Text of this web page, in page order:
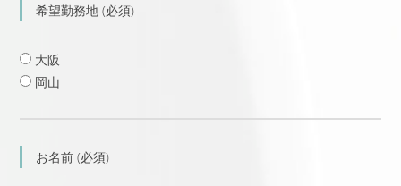
希望勤務地 (必須)
大阪
岡山
お名前 (必須)